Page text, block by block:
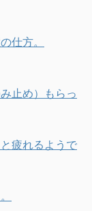
仕方。
止め）もらっ
疲れるようで